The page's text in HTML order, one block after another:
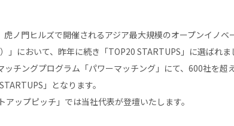
ノ門ヒルズで開催されるアジア最大規模のオープンイノベ
」において、昨年に続き「TOP20 STARTUPS」に選ばれま
チングプログラム「パワーマッチング」にて、600社を超
」となります。
ップピッチ」では当社代表が登壇いたします。